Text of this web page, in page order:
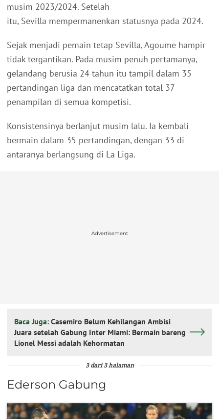
musim 2023/2024. Setelah
itu, Sevilla mempermanenkan statusnya pada 2024.
Sejak menjadi pemain tetap Sevilla, Agoume hampir
tidak tergantikan. Pada musim penuh pertamanya,
gelandang berusia 24 tahun itu tampil dalam 35
pertandingan liga dan mencatatkan total 37
penampilan di semua kompetisi.
Konsistensinya berlanjut musim lalu. Ia kembali
bermain dalam 35 pertandingan, dengan 33 di
antaranya berlangsung di La Liga.
Advertisement
Baca Juga: Casemiro Belum Kehilangan Ambisi
Juara setelah Gabung Inter Miami: Bermain bareng
Lionel Messi adalah Kehormatan
3 dari 3 halaman
Ederson Gabung